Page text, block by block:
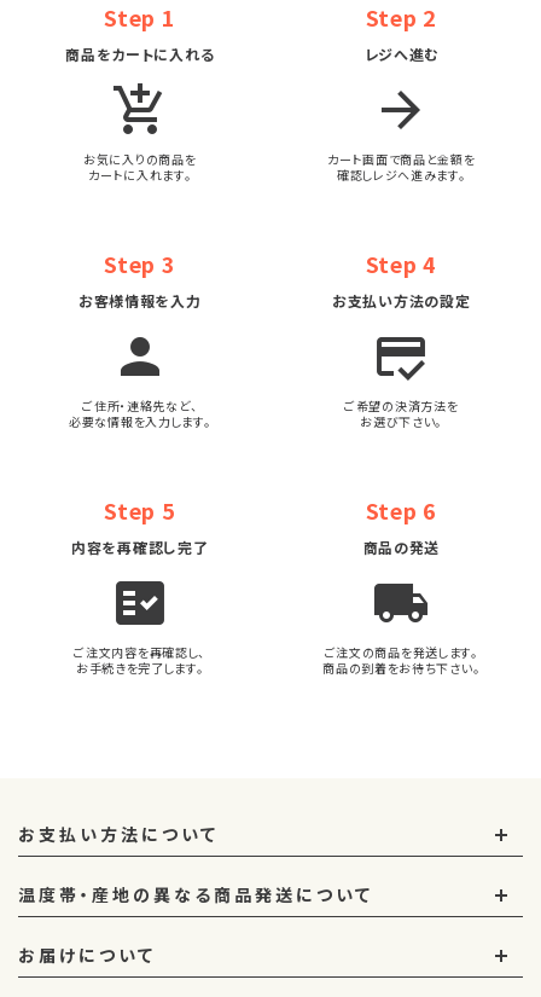
Step 1
商品をカートに入れる
add_shopping_cart
お気に入りの商品を
カートに入れます。
Step 2
レジへ進む
arrow_forward
カート画面で商品と金額を
確認しレジへ進みます。
Step 3
お客様情報を入力
person
ご住所・連絡先など、
必要な情報を入力します。
Step 4
お支払い方法の設定
credit_score
ご希望の決済方法を
お選び下さい。
Step 5
内容を再確認し完了
fact_check
ご注文内容を再確認し、
お手続きを完了します。
Step 6
商品の発送
local_shipping
ご注文の商品を発送します。
商品の到着をお待ち下さい。
お支払い方法について
温度帯・産地の異なる商品発送について
お届けについて